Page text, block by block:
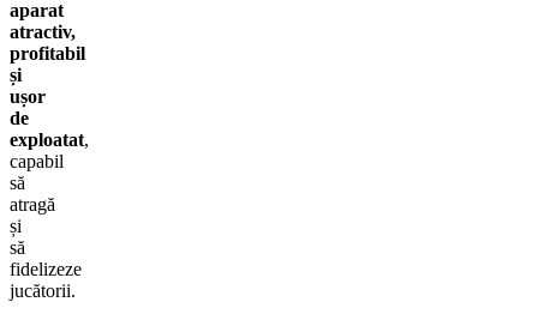
aparat
atractiv,
profitabil
și
ușor
de
exploatat,
capabil
să
atragă
și
să
fidelizeze
jucătorii.